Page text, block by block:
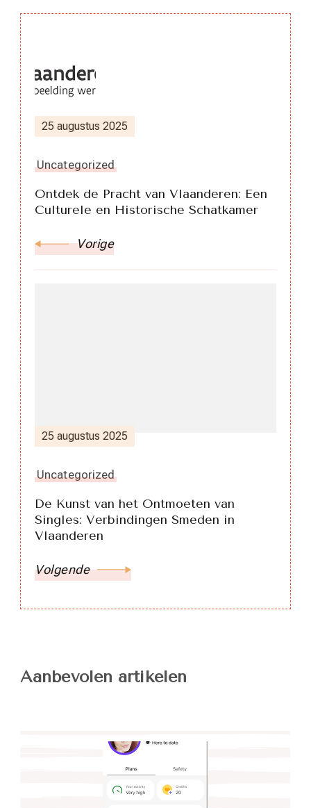
Berichtnavigatie
25 augustus 2025
Uncategorized
Ontdek de Pracht van Vlaanderen: Een
Culturele en Historische Schatkamer
Vorige
25 augustus 2025
Uncategorized
De Kunst van het Ontmoeten van
Singles: Verbindingen Smeden in
Vlaanderen
Volgende
Aanbevolen artikelen